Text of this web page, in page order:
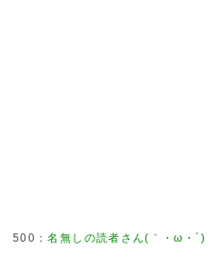
500 ：名無しの読者さん(｀・ω・´)